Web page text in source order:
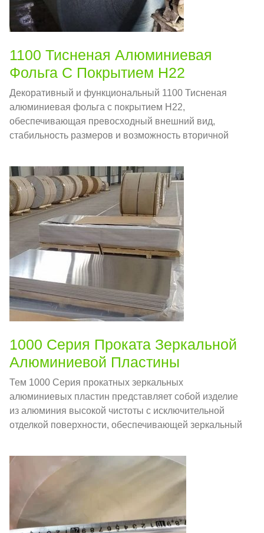
1100 Тисненая Алюминиевая
Фольга С Покрытием H22
Декоративный и функциональный 1100 Тисненая
алюминиевая фольга с покрытием H22,
обеспечивающая превосходный внешний вид,
стабильность размеров и возможность вторичной
1000 Серия Проката Зеркальной
Алюминиевой Пластины
Тем 1000 Серия прокатных зеркальных
алюминиевых пластин представляет собой изделие
из алюминия высокой чистоты с исключительной
отделкой поверхности, обеспечивающей зеркальный